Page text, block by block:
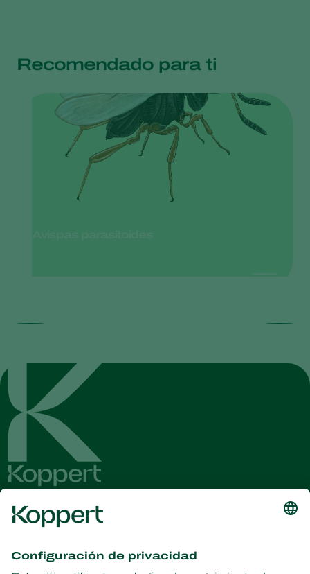
Recomendado para ti
información